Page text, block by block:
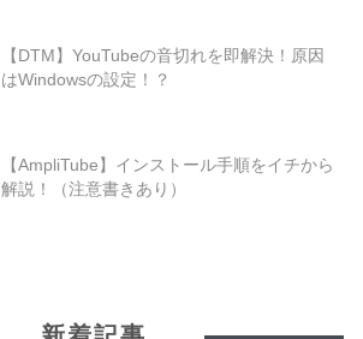
【DTM】YouTubeの音切れを即解決！原因
はWindowsの設定！？
【AmpliTube】インストール手順をイチから
解説！（注意書きあり）